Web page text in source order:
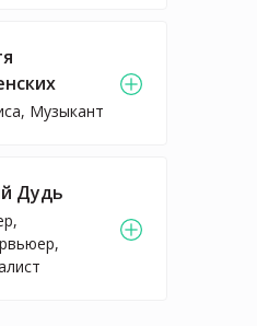
Музыкант
Дудь